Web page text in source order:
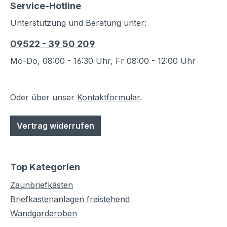
bauseits einzudichten.Sie können
aus 3 verschiedenen Größen
Briefeinwurfklappe ist auch
in Aluminium
Briefeinwurfklappe können Sie
bestellen. Er ist im Innen- sowie
auch im Außenbereich (Tür oder
Montage sollte der Briefkasten
ebenfalls bauseits zur Tür bzw.
zum Tor hin eingedichtet werden.
Material: komplett aus V2A
Edelstahl, gebürstetinkl.
Service-Hotline
Unterstützung und Beratung unter:
09522 - 39 50 209
Mo-Do, 08:00 - 16:30 Uhr, Fr 08:00 - 12:00 Uhr
Oder über unser Kontaktformular.
Vertrag widerrufen
Top Kategorien
Zaunbriefkästen
Briefkastenanlagen freistehend
Wandgarderoben